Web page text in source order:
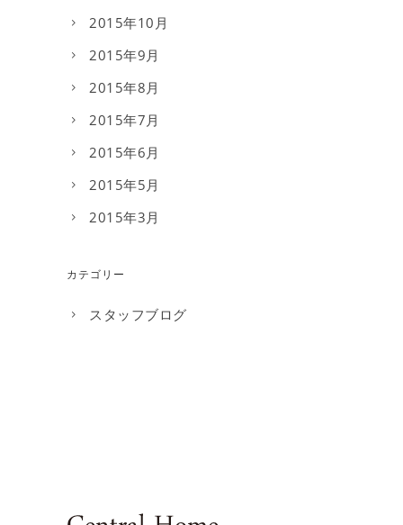
2015年10月
2015年9月
2015年8月
2015年7月
2015年6月
2015年5月
2015年3月
カテゴリー
スタッフブログ